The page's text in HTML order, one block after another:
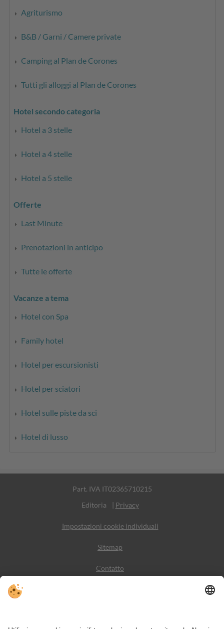
Agriturismo
B&B / Garni / Camere private
Camping al Plan de Corones
Tutti gli alloggi al Plan de Corones
Hotel secondo categoria
Hotel a 3 stelle
Hotel a 4 stelle
Hotel a 5 stelle
Offerte
Last Minute
Prenotazioni in anticipo
Tutte le offerte
Vacanze a tema
Hotel con Spa
Family hotel
Hotel per escursionisti
Hotel per sciatori
Hotel sulle piste da sci
Hotel di lusso
Part. IVA IT02365710215
Editoria
| Privacy
Impostazioni cookie individuali
Sitemap
Contatto